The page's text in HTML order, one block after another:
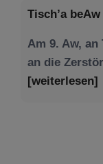
Tisch’a beAw
Am 9. Aw,
an die
[weiterlesen]